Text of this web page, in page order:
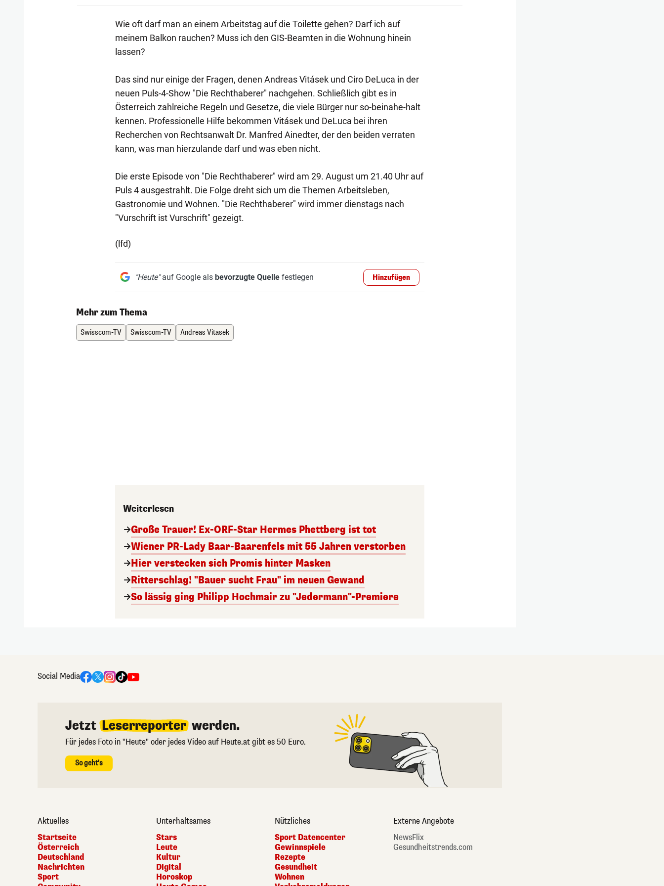
Wie oft darf man an einem Arbeitstag auf die Toilette gehen? Darf ich auf
meinem Balkon rauchen? Muss ich den GIS-Beamten in die Wohnung hinein
lassen?
Das sind nur einige der Fragen, denen Andreas Vitásek und Ciro DeLuca in der
neuen Puls-4-Show "Die Rechthaberer" nachgehen. Schließlich gibt es in
Österreich zahlreiche Regeln und Gesetze, die viele Bürger nur so-beinahe-halt
kennen. Professionelle Hilfe bekommen Vitásek und DeLuca bei ihren
Recherchen von Rechtsanwalt Dr. Manfred Ainedter, der den beiden verraten
kann, was man hierzulande darf und was eben nicht.
Die erste Episode von "Die Rechthaberer" wird am 29. August um 21.40 Uhr auf
Puls 4 ausgestrahlt. Die Folge dreht sich um die Themen Arbeitsleben,
Gastronomie und Wohnen. "Die Rechthaberer" wird immer dienstags nach
"Vurschrift ist Vurschrift" gezeigt.
(lfd)
"Heute"auf Google als bevorzugte Quellefestlegen Hinzufügen
Mehr zum Thema
Swisscom-TV Swisscom-TV Andreas Vitasek
Weiterlesen
Große Trauer! Ex-ORF-Star Hermes Phettberg ist tot
Wiener PR-Lady Baar-Baarenfels mit 55 Jahren verstorben
Hier verstecken sich Promis hinter Masken
Ritterschlag! "Bauer sucht Frau" im neuen Gewand
So lässig ging Philipp Hochmair zu "Jedermann"-Premiere
Social Media
Jetzt Leserreporter werden.
Für jedes Foto in "Heute" oder jedes Video auf Heute.at gibt es 50 Euro.
So geht's
Aktuelles
Startseite
Österreich
Deutschland
Nachrichten
Sport
Unterhaltsames
Stars
Leute
Kultur
Digital
Horoskop
Nützliches
Sport Datencenter
Gewinnspiele
Rezepte
Gesundheit
Wohnen
Externe Angebote
NewsFlix
Gesundheitstrends.com